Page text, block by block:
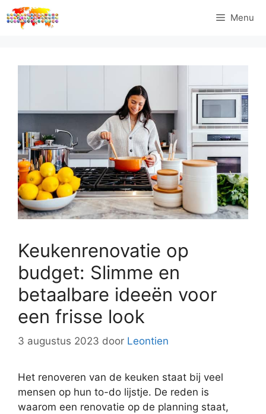
Ga
naar
Menu
Keukenrenovatie op
budget: Slimme en
betaalbare ideeën voor
een frisse look
3 augustus 2023 door Leontien
Het renoveren van de keuken staat bij veel
mensen op hun to-do lijstje. De reden is
waarom een renovatie op de planning staat,